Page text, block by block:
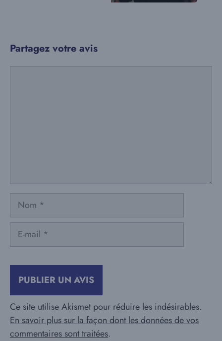
Partagez votre avis
Nom
Ce site utilise Akismet pour réduire les indésirables.
En savoir plus sur la façon dont les données de vos
commentaires sont traitées.